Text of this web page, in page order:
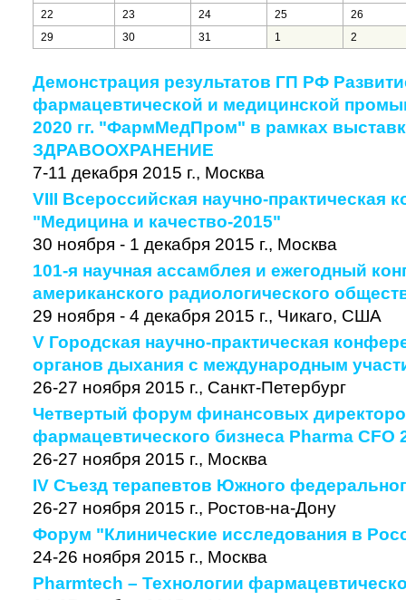
22
23 24 25
26
29
30 31 1 2
Демонстрация результатов ГП РФ
фармацевтической и медицинской
2020 гг. "ФармМедПром" в рамках
ЗДРАВООХРАНЕНИЕ
7-11 декабря 2015 г., Москва
VIII Всероссийская научно-практическая
"Медицина и качество-2015"
30 ноября - 1 декабря 2015 г., Москва
101-я научная ассамблея и ежегодный
американского радиологического
29 ноября - 4 декабря 2015 г., Чикаго, США
V Городская научно-практическая
органов дыхания с международным
26-27 ноября 2015 г., Санкт-Петербург
Четвертый форум финансовых
фармацевтического бизнеса Pharma CFO
26-27 ноября 2015 г., Москва
IV Съезд терапевтов Южного
26-27 ноября 2015 г., Ростов-на-Дону
Форум "Клинические исследования в
24-26 ноября 2015 г., Москва
Pharmtech – Технологии